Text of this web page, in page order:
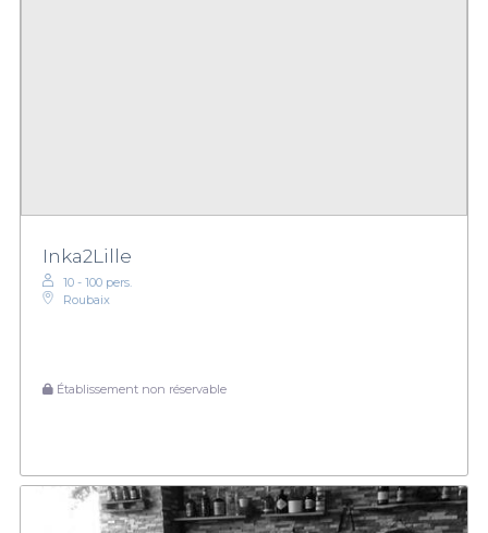
Inka2Lille
10 - 100 pers.
Roubaix
Établissement non réservable